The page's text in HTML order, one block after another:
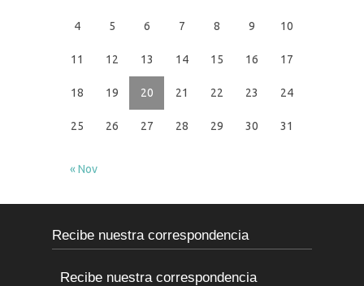
4 5 6 7 8 9 10
11 12 13 14 15 16 17
18 19 20 21 22 23 24
25 26 27 28 29 30 31
« Nov
Recibe nuestra correspondencia
Recibe nuestra correspondencia